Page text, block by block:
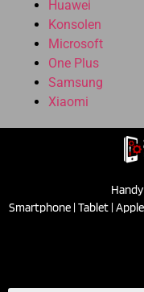
Huawei
Konsolen
Microsoft
One Plus
Samsung
Xiaomi
Smartphone | Tablet |